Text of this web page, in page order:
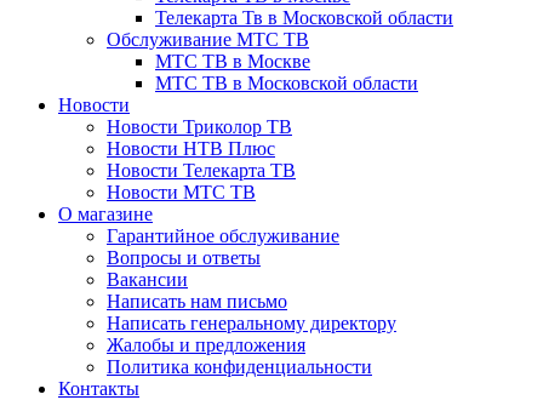
Телекарта Тв в Московской области
Обслуживание МТС ТВ
МТС ТВ в Москве
МТС ТВ в Московской области
Новости
Новости Триколор ТВ
Новости НТВ Плюс
Новости Телекарта ТВ
Новости МТС ТВ
О магазине
Гарантийное обслуживание
Вопросы и ответы
Вакансии
Написать нам письмо
Написать генеральному директору
Жалобы и предложения
Политика конфиденциальности
Контакты